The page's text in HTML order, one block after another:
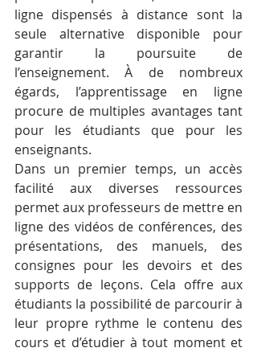
ligne dispensés à distance sont la
seule alternative disponible pour
garantir la poursuite de
l’enseignement. À de nombreux
égards, l’apprentissage en ligne
procure de multiples avantages tant
pour les étudiants que pour les
enseignants.
Dans un premier temps, un accès
facilité aux diverses ressources
permet aux professeurs de mettre en
ligne des vidéos de conférences, des
présentations, des manuels, des
consignes pour les devoirs et des
supports de leçons. Cela offre aux
étudiants la possibilité de parcourir à
leur propre rythme le contenu des
cours et d’étudier à tout moment et